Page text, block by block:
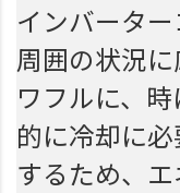
インバータ
周囲の状況
ワフルに、
的に冷却に
するため、